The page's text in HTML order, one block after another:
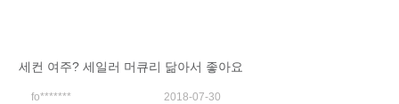
세컨 여주? 세일러 머큐리 닮아서 좋아요
fo******* 2018-07-30